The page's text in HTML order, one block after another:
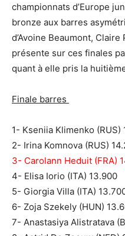
championnats d’Europe
bronze aux barres
d’Avoine Beaumont,
présente sur ces finales
quant à elle pris la
Finale barres
1- Kseniia Klimenko (RUS)
2- Irina Komnova (RUS)
3- Carolann Heduit (FRA)
4- Elisa Iorio (ITA) 13.900
5- Giorgia Villa (ITA)
6- Zoja Szekely (HUN)
7- Anastasiya Alistratava